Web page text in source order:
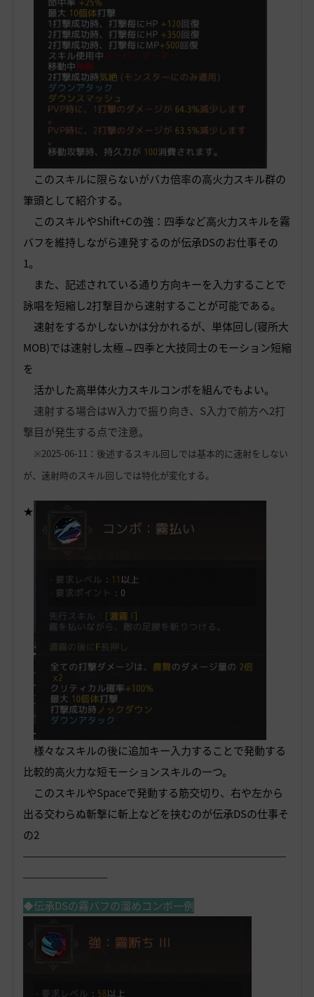
このスキルに限らないがバカ倍率の高火力スキル群の
筆頭として紹介する。
このスキルやShift+Cの強：四季など高火力スキルを霧
バフを維持しながら連発するのが伝承DSのお仕事その
1。
また、記述されている通り方向キーを入力することで
詠唱を短縮し2打撃目から速射することが可能である。
速射をするかしないかは分かれるが、単体回し(寝所大
MOB)では速射し太極→四季と大技同士のモーション短縮
を
活かした高単体火力スキルコンボを組んでもよい。
速射する場合はW入力で振り向き、S入力で前方へ2打
撃目が発生する点で注意。
※2025-06-11：後述するスキル回しでは基本的に速射をしない
が、速射時のスキル回しでは特化が変化する。
★
様々なスキルの後に追加キー入力することで発動する
比較的高火力な短モーションスキルの一つ。
このスキルやSpaceで発動する筋交切り、右や左から
出る交わらぬ斬撃に斬上などを挟むのが伝承DSの仕事そ
の2
―――――――――――――――――――――――――
――――――――
◆伝承DSの霧バフの溜めコンボ一例